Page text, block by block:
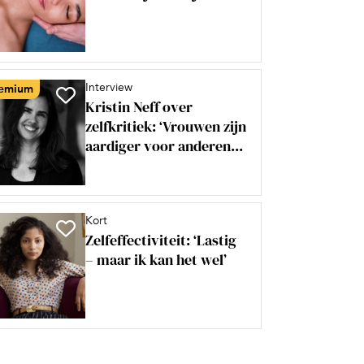
Interview
Kristin Neff over
zelfkritiek: ‘Vrouwen zijn
aardiger voor anderen...
Kort
Zelfeffectiviteit: ‘Lastig
– maar ik kan het wel’